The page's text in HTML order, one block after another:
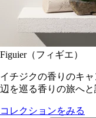
Figuier（フィギエ）
イチジクの香りのキ
辺を巡る香りの旅へと
コレクションをみる